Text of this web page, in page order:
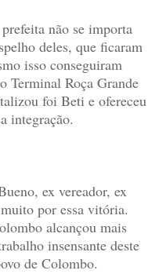
não se importa
deles, que ficaram
isso conseguiram
Terminal Roça Grande
foi Beti e ofereceu
integração.
ex vereador, ex
por essa vitória.
alcançou mais
insensante deste
de Colombo.